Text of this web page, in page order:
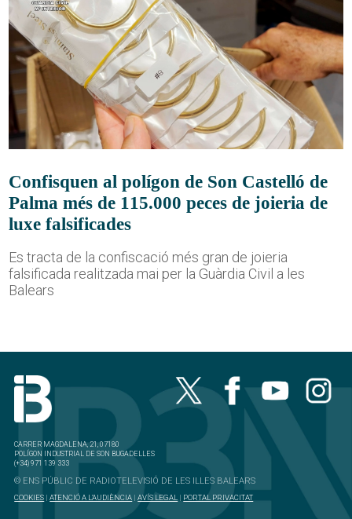
Confisquen al polígon de Son Castelló de
Palma més de 115.000 peces de joieria de
luxe falsificades
Es tracta de la confiscació més gran de joieria
falsificada realitzada mai per la Guàrdia Civil a les
Balears
CARRER MAGDALENA, 21, 07180
POLÍGON INDUSTRIAL DE SON BUGADELLES
(+34) 971 139 333
© ENS PÚBLIC DE RADIOTELEVISIÓ DE LES ILLES BALEARS
COOKIES |ATENCIÓ A L'AUDIÈNCIA |AVÍS LEGAL PORTAL PRIVACITAT